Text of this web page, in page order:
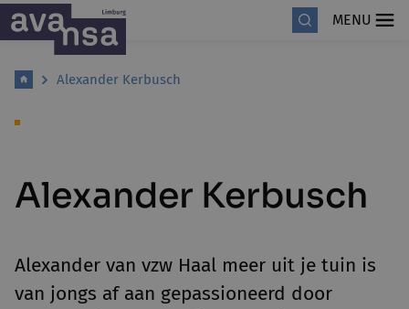
MENU
Alexander Kerbusch
Alexander Kerbusch
Alexander van vzw Haal meer uit je tuin is
van jongs af aan gepassioneerd door